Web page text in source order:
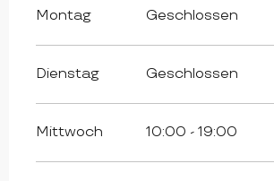
Montag Geschlossen
Dienstag Geschlossen
Mittwoch 10:00 - 19:00